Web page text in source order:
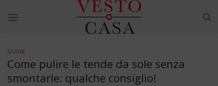
GUIDE
Come pulire le tende da sole senza
smontarle: qualche consiglio!